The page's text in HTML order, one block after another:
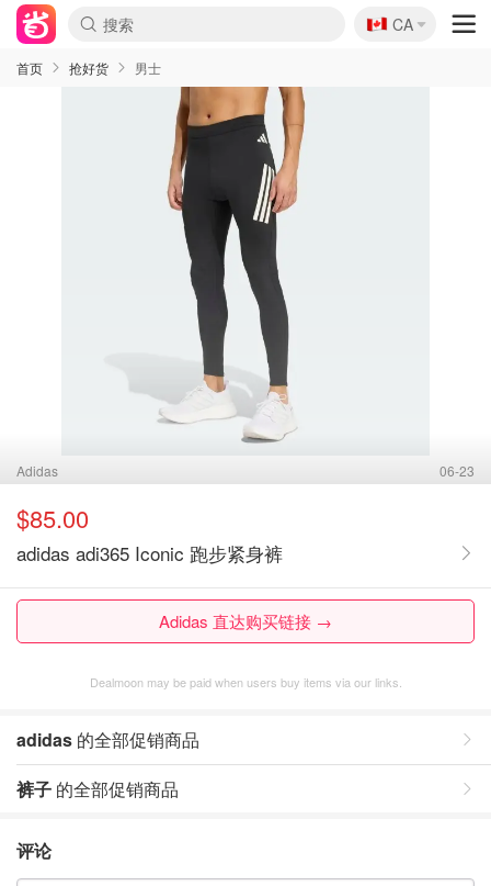
🇨🇦
CA
首页 抢好货 男士
Adidas 06-23
$85.00
adidas adi365 Iconic 跑步紧身裤
Adidas 直达购买链接 →
Dealmoon may be paid when users buy items via our links.
adidas 的全部促销商品
裤子 的全部促销商品
评论